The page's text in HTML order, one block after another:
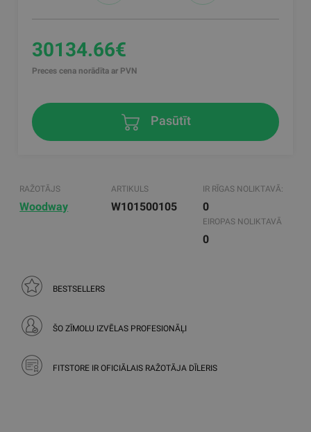
30134.66€
Preces cena norādīta ar PVN
Pasūtīt
RAŽOTĀJS
Woodway
ARTIKULS
W101500105
IR RĪGAS NOLIKTAVĀ:
0
EIROPAS NOLIKTAVĀ
0
BESTSELLERS
ŠO ZĪMOLU IZVĒLAS PROFESIONĀĻI
FITSTORE IR OFICIĀLAIS RAŽOTĀJA DĪLERIS